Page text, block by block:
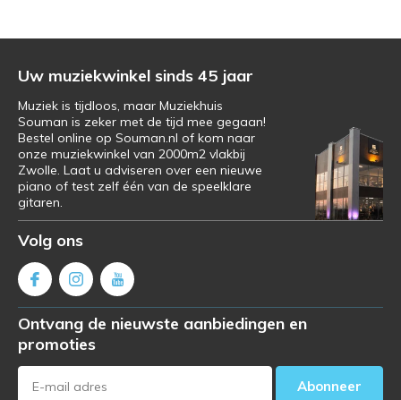
Uw muziekwinkel sinds 45 jaar
Muziek is tijdloos, maar Muziekhuis
Souman is zeker met de tijd mee gegaan!
Bestel online op Souman.nl of kom naar
onze muziekwinkel van 2000m2 vlakbij
Zwolle. Laat u adviseren over een nieuwe
piano of test zelf één van de speelklare
gitaren.
Volg ons
Ontvang de nieuwste aanbiedingen en
promoties
Abonneer